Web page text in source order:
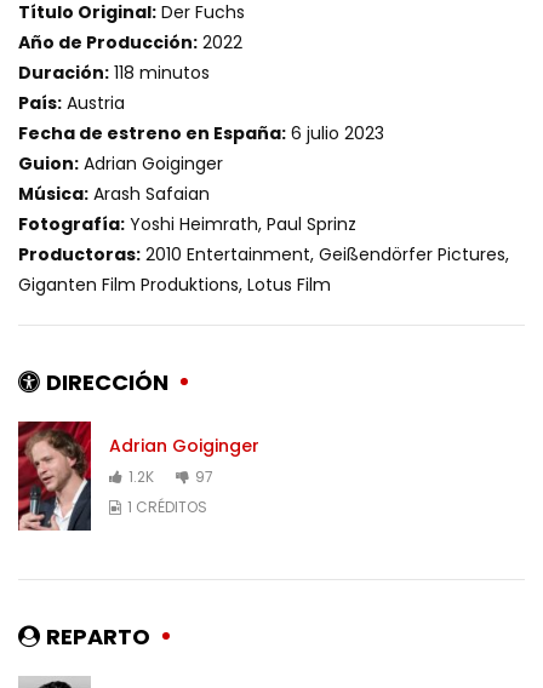
Título Original: Der Fuchs
Año de Producción: 2022
Duración: 118 minutos
País: Austria
Fecha de estreno en España: 6 julio 2023
Guion: Adrian Goiginger
Música: Arash Safaian
Fotografía: Yoshi Heimrath, Paul Sprinz
Productoras: 2010 Entertainment, Geißendörfer Pictures,
Giganten Film Produktions, Lotus Film
DIRECCIÓN
Adrian Goiginger
1.2K
97
1 CRÉDITOS
REPARTO